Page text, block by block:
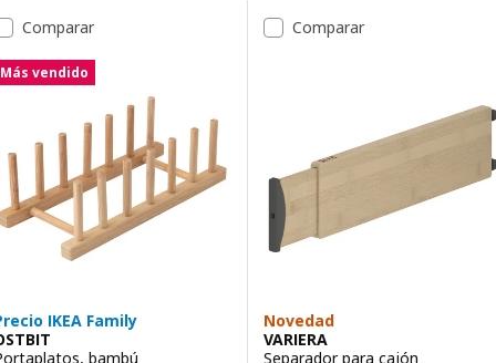
Lista de resultados
Comparar
Más vendido
IKEA Family
bambú
Comparar
Novedad
VARIERA
Separador para cajón